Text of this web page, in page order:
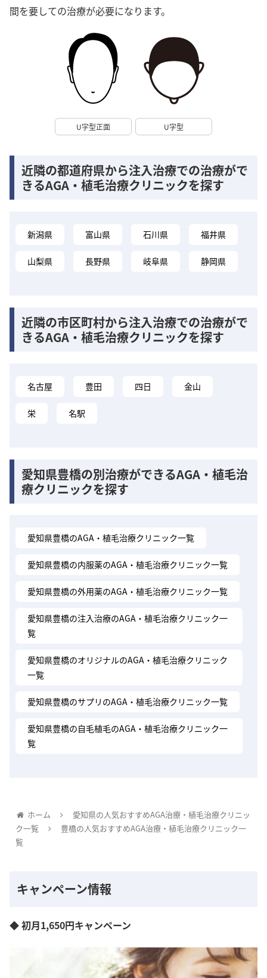
間を要しての治療が必要になります。
U字型正面 U字型
近隣の都道府県から注入治療での治療がで
きるAGA・植毛治療クリニックを探す
新潟県 富山県 石川県 福井県
山梨県 長野県 岐阜県 静岡県
近隣の市区町村から注入治療での治療がで
きるAGA・植毛治療クリニックを探す
名古屋 豊田 四日 金山
栄 名駅
愛知県豊橋の別治療ができるAGA・植毛治
療クリニックを探す
愛知県豊橋のAGA・植毛治療クリニック一覧
愛知県豊橋の内服薬のAGA・植毛治療クリニック一覧
愛知県豊橋の外用薬のAGA・植毛治療クリニック一覧
愛知県豊橋の注入治療のAGA・植毛治療クリニック一
覧
愛知県豊橋のオリジナルのAGA・植毛治療クリニック
一覧
愛知県豊橋のサプリのAGA・植毛治療クリニック一覧
愛知県豊橋の自毛植毛のAGA・植毛治療クリニック一
覧
ホーム
愛知県の人気おすすめAGA治療・植毛治療クリニッ
ク一覧
豊橋の人気おすすめAGA治療・植毛治療クリニック一
覧
キャンペーン情報
◆ 初月1,650円キャンペーン